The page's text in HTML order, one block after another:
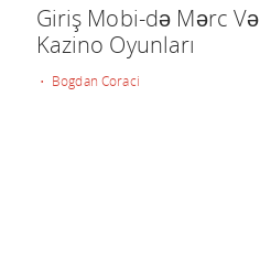
Giriş Mobi-də Mərc Və
Kazino Oyunları
• Bogdan Coraci